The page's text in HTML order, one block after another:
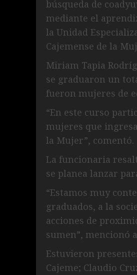
búsqueda de
mediante el
la Unidad
Cajemense de la
Miriam Tapia
se graduaron un
fueron mujeres de
“En este curso
mujeres que
la Mujer”, comentó.
La funcionaria
se planea lanzar
“Estamos muy
graduados, a la
acciones de
sumen”, mencionó
Estuvieron
Cajeme; Claudio